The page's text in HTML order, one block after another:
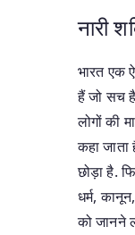
नारी
भारत एक
हैं जो सच
लोगों की
कहा
छोड़ा है.
धर्म,
को जानने